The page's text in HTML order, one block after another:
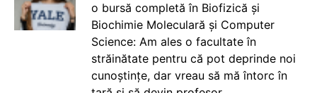
o bursă completă în Biofizică și
Biochimie Moleculară și Computer
Science: Am ales o facultate în
străinătate pentru că pot deprinde noi
cunoștințe, dar vreau să mă întorc în